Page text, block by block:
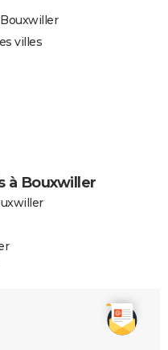
villes
à Bouxwiller